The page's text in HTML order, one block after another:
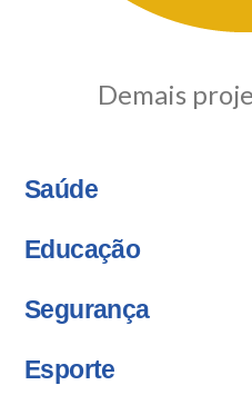
Demais
Saúde
Educação
Segurança
Esporte